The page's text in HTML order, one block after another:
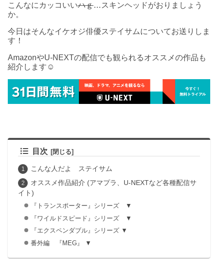
こんなにカッコいいハｇ…スキンヘッドがおりましょう
か。
今日はそんなイケオジ俳優ステイサムについてお送りしま
す！
AmazonやU-NEXTの配信でも観られるオススメの作品も
紹介します☺
目次
こんな人だよ ステイサム
オススメ作品紹介 (アマプラ、U-NEXTなど各種配信サ
イト)
『トランスポーター』シリーズ ▼
『ワイルドスピード』シリーズ ▼
『エクスペンダブル』シリーズ ▼
番外編 『MEG』 ▼